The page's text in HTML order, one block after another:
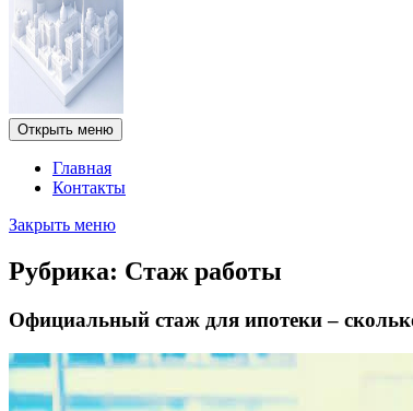
Открыть меню
Главная
Контакты
Закрыть меню
Рубрика: Стаж работы
Официальный стаж для ипотеки –